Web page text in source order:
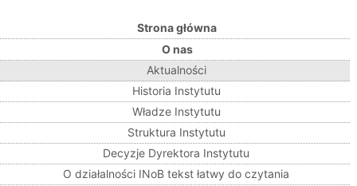
Strona główna
O nas
Aktualności
Historia Instytutu
Władze Instytutu
Struktura Instytutu
Decyzje Dyrektora Instytutu
O działalności INoB tekst łatwy do czytania